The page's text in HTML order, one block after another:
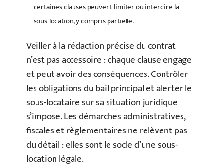
certaines clauses peuvent limiter ou interdire la
sous-location, y compris partielle.
Veiller à la rédaction précise du contrat
n’est pas accessoire : chaque clause engage
et peut avoir des conséquences. Contrôler
les obligations du bail principal et alerter le
sous-locataire sur sa situation juridique
s’impose. Les démarches administratives,
fiscales et règlementaires ne relèvent pas
du détail : elles sont le socle d’une sous-
location légale.